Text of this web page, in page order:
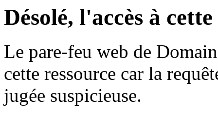
Désolé, l'accès à
Le pare-feu web de
cette ressource car la
jugée suspicieuse.